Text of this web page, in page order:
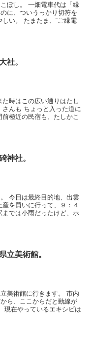
ぼし。 一畑電車代は「縁
に、ついうっかり切符を
い。 たまたま、“ご縁電
社。
時はこの広い通りはたし
んも ちょっと入った道に
極近の民宿も、たしかこ
神社。
今日は最終目的地、出雲
を買いに行って、９：４
では小雨だったけど、ホ
立美術館。
美術館に行きます。 市内
ら、ここからだと動線が
現在やっているエキシビは